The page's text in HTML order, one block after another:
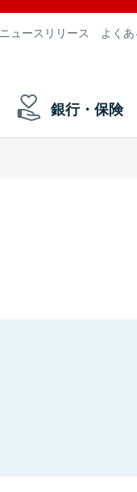
ニュースリリース よく
銀行・保険